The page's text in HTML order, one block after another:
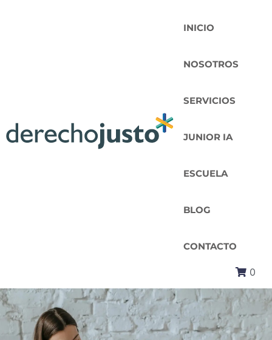
INICIO
NOSOTROS
SERVICIOS
JUNIOR IA
ESCUELA
BLOG
CONTACTO
0